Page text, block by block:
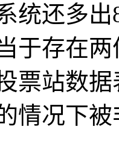
统还多
于存在
票站数
情况下